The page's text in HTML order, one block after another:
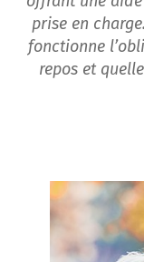
prise en
fonctionne
repos et